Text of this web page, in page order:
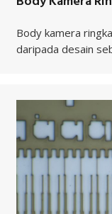
Body kamera
daripada desain